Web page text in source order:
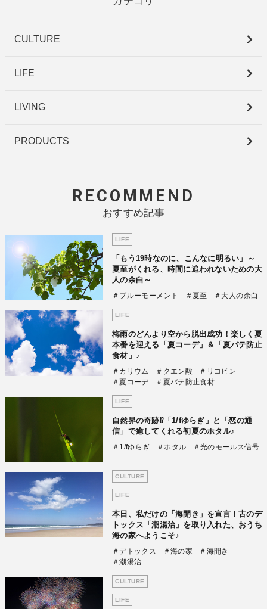
CULTURE
LIFE
LIVING
PRODUCTS
RECOMMEND
おすすめ記事
LIFE
「もう19時なのに、こんなに明るい」～
夏至がくれる、時間に追われないための大
人の余白～
＃ブルーモーメント ＃夏至 ＃大人の余白
LIFE
梅雨のどんより空から脱出成功！楽しく夏
本番を迎える「夏コーデ」＆「夏バテ防止
食材」♪
＃カリウム ＃クエン酸
＃リコピン
＃夏コーデ
＃夏バテ防止食材
LIFE
自然界の奇跡⁉「1/fゆらぎ」と「恋の通
信」で癒してくれる初夏のホタル♪
＃1/fゆらぎ ＃ホタル ＃光のモールス信号
CULTURE
LIFE
本日、私だけの「海開き」を宣言！古のデ
トックス「潮湯治」を取り入れた、おうち
海の家へようこそ♪
＃デトックス ＃海の家
＃海開き
＃潮湯治
CULTURE
LIFE